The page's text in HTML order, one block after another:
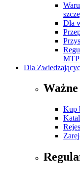
Dla
MTP
Dla
Kup